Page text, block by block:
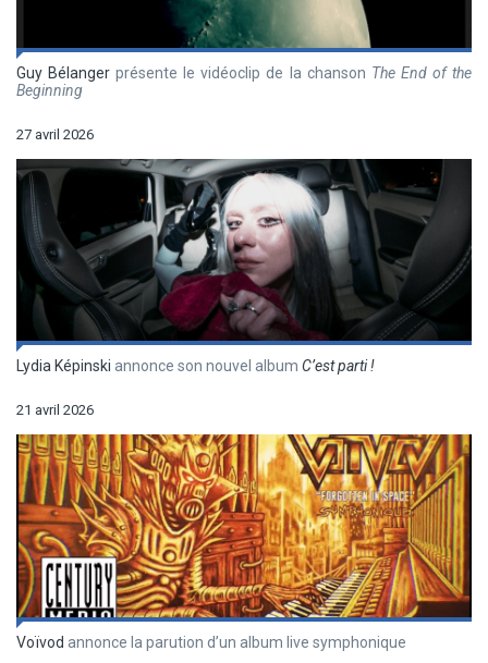
Guy Bélanger présente le vidéoclip de la chanson The End of the
Beginning
27 avril 2026
Lydia Képinski annonce son nouvel album C’est parti !
21 avril 2026
Voïvod annonce la parution d’un album live symphonique